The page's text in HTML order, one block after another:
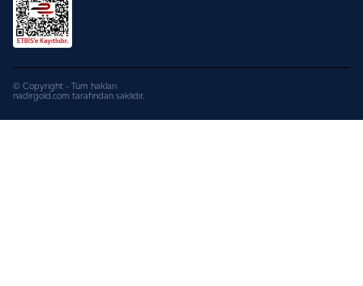
© Copyright - Tüm hakları
nadirgold.com tarafından saklıdır.